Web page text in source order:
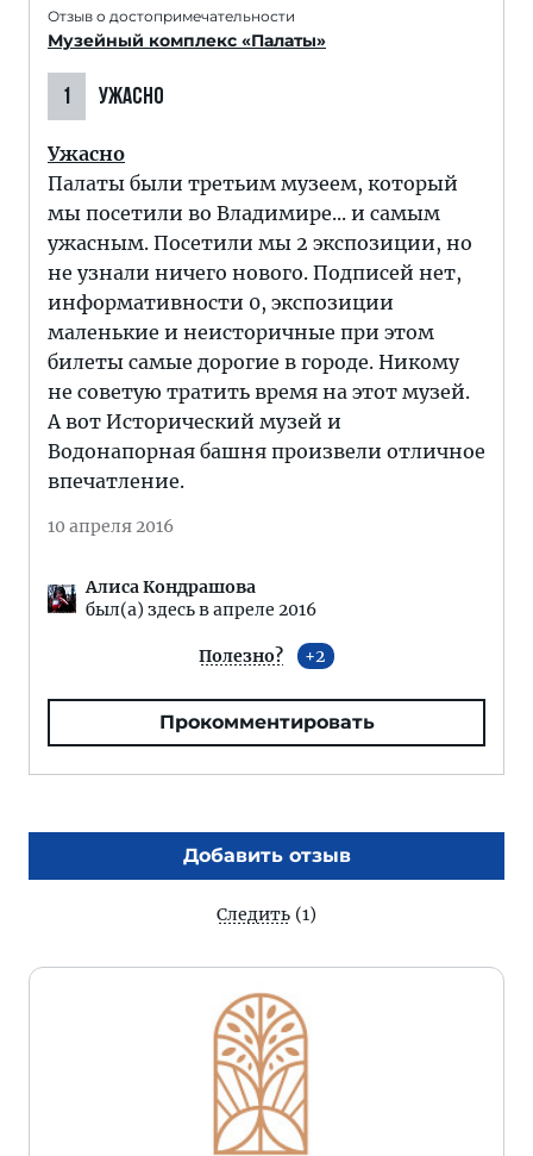
Отзыв о достопримечательности
Музейный комплекс «Палаты»
1 УЖАСНО
Ужасно
Палаты были третьим музеем, который
мы посетили во Владимире... и самым
ужасным. Посетили мы 2 экспозиции, но
не узнали ничего нового. Подписей нет,
информативности 0, экспозиции
маленькие и неисторичные при этом
билеты самые дорогие в городе. Никому
не советую тратить время на этот музей.
А вот Исторический музей и
Водонапорная башня произвели отличное
впечатление.
10 апреля 2016
Алиса Кондрашова
был(а) здесь в апреле 2016
Полезно? 2
Прокомментировать
Добавить отзыв
Следить (1)